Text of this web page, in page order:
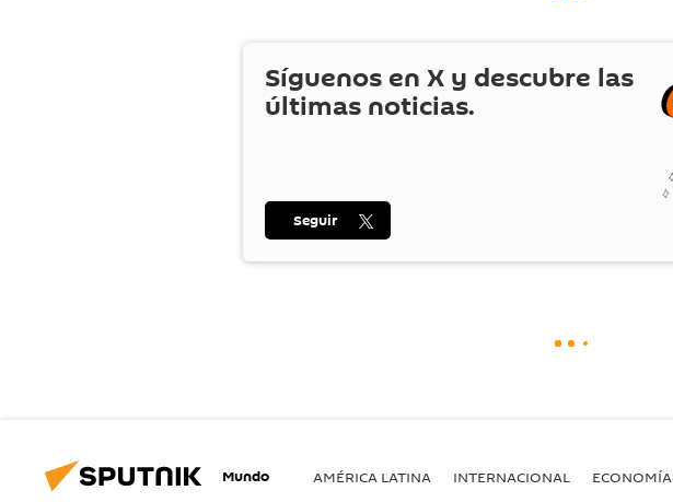
Síguenos en X y descubre las
últimas noticias.
Seguir
Mundo AMÉRICA LATINA INTERNACIONAL ECONOMÍA